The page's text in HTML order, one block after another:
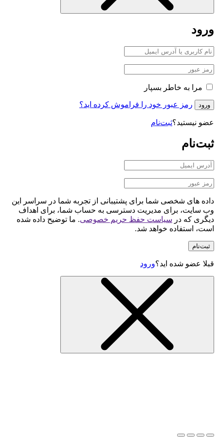
ورود
مرا به خاطر بسپار
ورود رمز عبور خود را فراموش کرده اید؟
عضو نیستید؟ثبت‌نام
ثبت‌نام
داده های شخصی شما برای پشتیبانی از تجربه شما در سراسر این
وب سایت، برای مدیریت دسترسی به حساب شما، برای اهداف
دیگری که در سیاست حفظ حریم خصوصی. ما توضیح داده شده
است، استفاده خواهد شد.
ثبت‌نام
قبلا عضو شده اید؟ورود